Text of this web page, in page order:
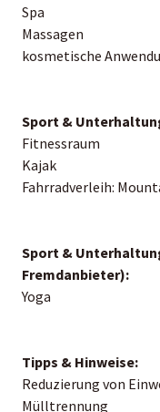
Spa
Massagen
kosmetische
Sport &
Fitnessraum
Kajak
Fahrradverleih:
Sport &
Fremdanbieter):
Yoga
Tipps & Hinweise:
Reduzierung von
Mülltrennung